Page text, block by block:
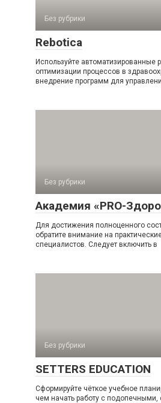
Без рубрики
Rebotica
Используйте автоматизированные
оптимизации процессов в
внедрение программ для
Без рубрики
Академия «PRO-
Для достижения полноценного
обратите внимание на
специалистов. Следует включить в
Без рубрики
SETTERS EDUCATION
Сформируйте чёткое учебное
чем начать работу с подопечными,